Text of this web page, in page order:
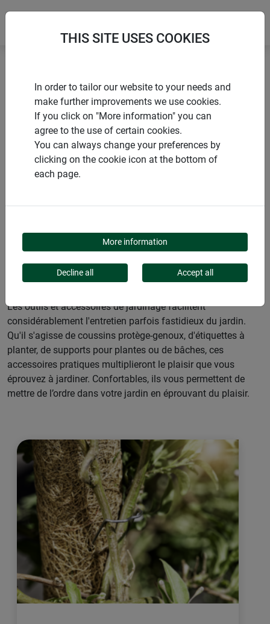
Accueil
Produits de Windhager Home & Garden
Jardins
Accessoires de jardin
Jardinage & accessoires
CATÉGORIE DE PRODUITS
ACCESSOIRES
Les outils et accessoires de jardinage facilitent
considérablement l'entretien parfois fastidieux du jardin.
Qu'il s'agisse de coussins protège-genoux, d'étiquettes à
planter, de supports pour plantes ou de bâches, ces
accessoires pratiques multiplieront le plaisir que vous
éprouvez à jardiner. Confortables, ils vous permettent de
mettre de l’ordre dans votre jardin en éprouvant du plaisir.
THIS SITE USES COOKIES
In order to tailor our website to your needs and
make further improvements we use cookies.
If you click on "More information" you can
agree to the use of certain cookies.
You can always change your preferences by
clicking on the cookie icon at the bottom of
each page.
More information
Decline all Accept all